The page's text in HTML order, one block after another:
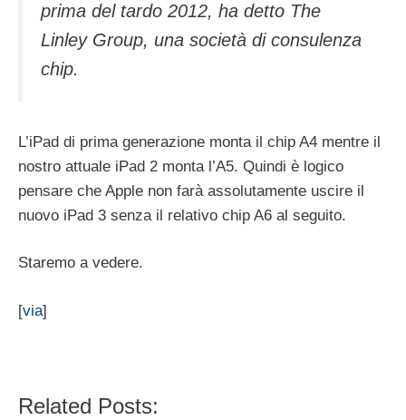
prima del tardo 2012, ha detto The
Linley Group, una società di consulenza
chip.
L’iPad di prima generazione monta il chip A4 mentre il
nostro attuale iPad 2 monta l’A5. Quindi è logico
pensare che Apple non farà assolutamente uscire il
nuovo iPad 3 senza il relativo chip A6 al seguito.
Staremo a vedere.
[via]
Related Posts: